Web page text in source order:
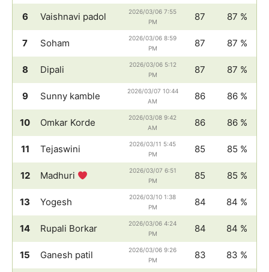
6 Vaishnavi padol
2026/03/06 7:55
PM
87 87 %
7 Soham
2026/03/06 8:59
PM
87 87 %
8 Dipali
2026/03/06 5:12
PM
87 87 %
9 Sunny kamble
2026/03/07 10:44
AM
86 86 %
10 Omkar Korde
2026/03/08 9:42
AM
86 86 %
11 Tejaswini
2026/03/11 5:45
PM
85 85 %
12 Madhuri
2026/03/07 6:51
PM
85 85 %
13 Yogesh
2026/03/10 1:38
PM
84 84 %
14 Rupali Borkar
2026/03/06 4:24
PM
84 84 %
15 Ganesh patil
2026/03/06 9:26
PM
83 83 %